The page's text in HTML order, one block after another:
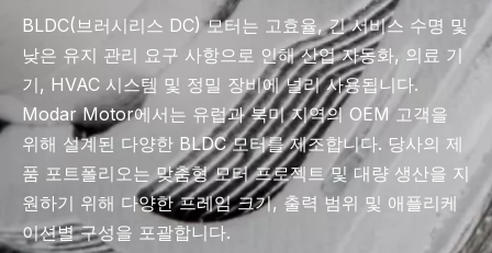
BLDC(브러시리스 DC) 모터는 고효율, 긴 서비스 수명 및
낮은 유지 관리 요구 사항으로 인해 산업 자동화, 의료 기
기, HVAC 시스템 및 정밀 장비에 널리 사용됩니다.
Modar Motor에서는 유럽과 북미 지역의 OEM 고객을
위해 설계된 다양한 BLDC 모터를 제조합니다. 당사의 제
품 포트폴리오는 맞춤형 모터 프로젝트 및 대량 생산을 지
원하기 위해 다양한 프레임 크기, 출력 범위 및 애플리케
이션별 구성을 포괄합니다.